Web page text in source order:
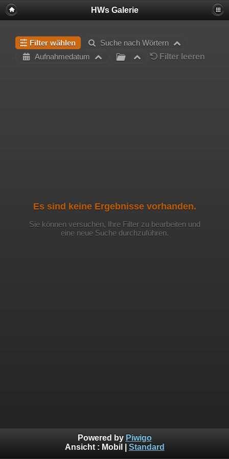
HWs Galerie
Filter wählen
Suche nach Wörtern
Aufnahmedatum
Filter leeren
Es sind keine Ergebnisse vorhanden.
Sie können versuchen, Ihre Filter zu bearbeiten und
eine neue Suche durchzuführen.
Powered by Piwigo
Ansicht : Mobil Standard